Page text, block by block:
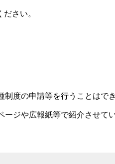
さい。
度の申請等を行うことはでき
ジや広報紙等で紹介させて